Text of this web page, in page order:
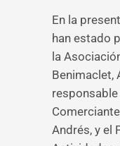
En la
han estado
la
Benimaclet,
Andrés, y el